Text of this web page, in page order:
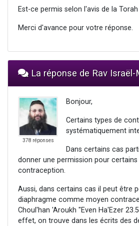
Est-ce permis selon l'avis de la Torah
Merci d'avance pour votre réponse.
La réponse de Rav Israël-
378 réponses
Bonjour,
Certains types de
systématiquement
Dans certains cas
donner une permission pour certains
contraception.
Aussi, dans certains cas il peut être
diaphragme comme moyen
Choul'han 'Aroukh "Even Ha'Ezer
effet, on trouve dans les écrits des